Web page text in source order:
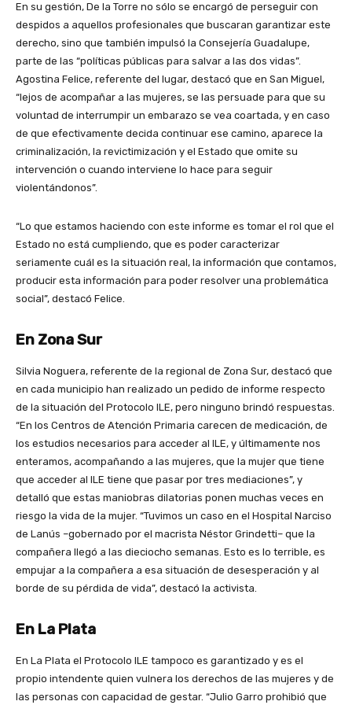
En su gestión, De la Torre no sólo se encargó de perseguir con
despidos a aquellos profesionales que buscaran garantizar este
derecho, sino que también impulsó la Consejería Guadalupe,
parte de las “políticas públicas para salvar a las dos vidas”.
Agostina Felice, referente del lugar, destacó que en San Miguel,
“lejos de acompañar a las mujeres, se las persuade para que su
voluntad de interrumpir un embarazo se vea coartada, y en caso
de que efectivamente decida continuar ese camino, aparece la
criminalización, la revictimización y el Estado que omite su
intervención o cuando interviene lo hace para seguir
violentándonos”.
“Lo que estamos haciendo con este informe es tomar el rol que el
Estado no está cumpliendo, que es poder caracterizar
seriamente cuál es la situación real, la información que contamos,
producir esta información para poder resolver una problemática
social”, destacó Felice.
En Zona Sur
Silvia Noguera, referente de la regional de Zona Sur, destacó que
en cada municipio han realizado un pedido de informe respecto
de la situación del Protocolo ILE, pero ninguno brindó respuestas.
“En los Centros de Atención Primaria carecen de medicación, de
los estudios necesarios para acceder al ILE, y últimamente nos
enteramos, acompañando a las mujeres, que la mujer que tiene
que acceder al ILE tiene que pasar por tres mediaciones”, y
detalló que estas maniobras dilatorias ponen muchas veces en
riesgo la vida de la mujer. “Tuvimos un caso en el Hospital Narciso
de Lanús –gobernado por el macrista Néstor Grindetti– que la
compañera llegó a las dieciocho semanas. Esto es lo terrible, es
empujar a la compañera a esa situación de desesperación y al
borde de su pérdida de vida”, destacó la activista.
En La Plata
En La Plata el Protocolo ILE tampoco es garantizado y es el
propio intendente quien vulnera los derechos de las mujeres y de
las personas con capacidad de gestar. “Julio Garro prohibió que